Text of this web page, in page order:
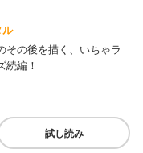
ル
その後を描く、いちゃラ
続編！
試し読み